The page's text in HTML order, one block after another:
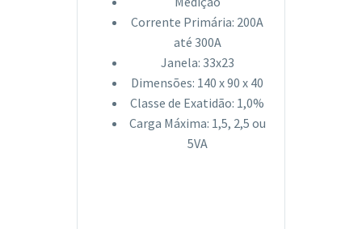
Corrente Primária: 200A
até 300A
Janela: 33x23
Dimensões: 140 x 90 x 40
Classe de Exatidão: 1,0%
Carga Máxima: 1,5, 2,5 ou
5VA